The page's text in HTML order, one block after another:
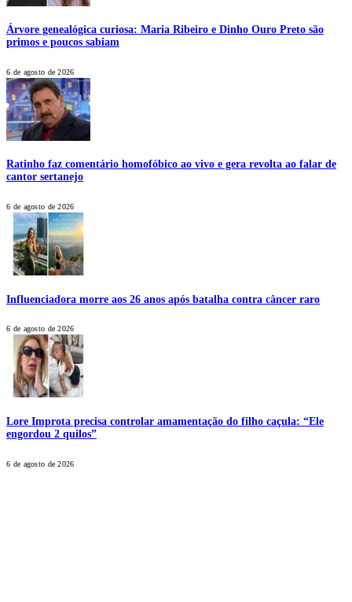
Árvore genealógica curiosa: Maria Ribeiro e Dinho Ouro Preto são
primos e poucos sabiam
6 de agosto de 2026
Ratinho faz comentário homofóbico ao vivo e gera revolta ao falar de
cantor sertanejo
6 de agosto de 2026
Influenciadora morre aos 26 anos após batalha contra câncer raro
6 de agosto de 2026
Lore Improta precisa controlar amamentação do filho caçula: “Ele
engordou 2 quilos”
6 de agosto de 2026